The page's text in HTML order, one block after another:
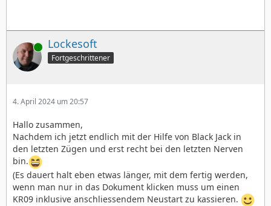
Online Lockesoft
Fortgeschrittener
4. April 2024 um 20:57
Hallo zusammen,
Nachdem ich jetzt endlich mit der Hilfe von Black Jack in
den letzten Zügen und erst recht bei den letzten Nerven
bin.
(Es dauert halt eben etwas länger, mit dem fertig werden,
wenn man nur in das Dokument klicken muss um einen
KR09 inklusive anschliessendem Neustart zu kassieren.